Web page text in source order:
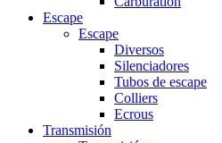
Escape
Escape
Diversos
Silenciadores
Tubos de escape
Colliers
Ecrous
Transmisión